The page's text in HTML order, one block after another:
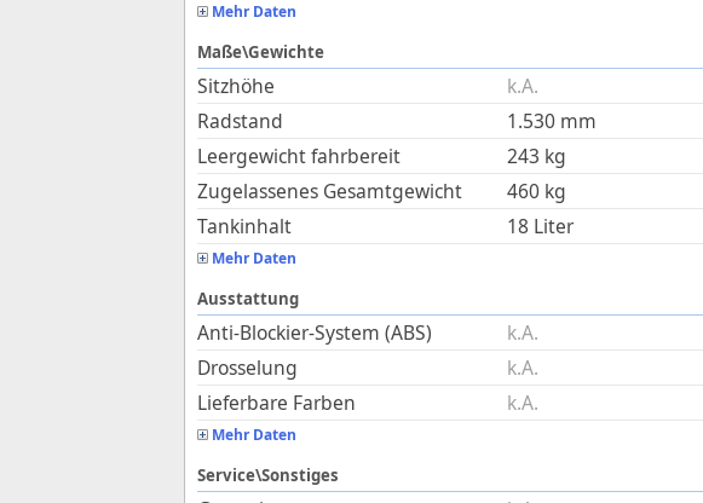
Mehr Daten
Maße\Gewichte
Sitzhöhe
k.A.
Radstand
1.530 mm
Leergewicht fahrbereit
243 kg
Zugelassenes Gesamtgewicht
460 kg
Tankinhalt
18 Liter
Mehr Daten
Ausstattung
Anti-Blockier-System (ABS)
k.A.
Drosselung
k.A.
Lieferbare Farben
k.A.
Mehr Daten
Service\Sonstiges